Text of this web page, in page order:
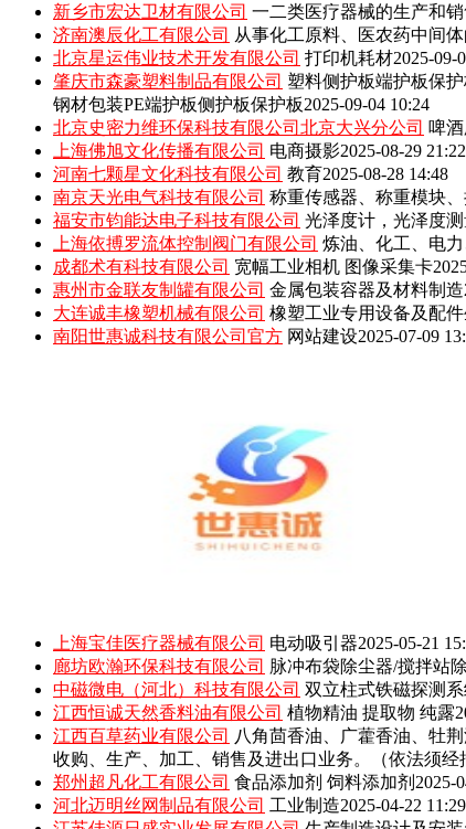
新乡市宏达卫材有限公司 一二类医疗器械的生产和销
济南澳辰化工有限公司 从事化工原料、医农药中间
北京星运伟业技术开发有限公司 打印机耗材2025-09-
肇庆市森豪塑料制品有限公司 塑料侧护板端护板保
钢材包装PE端护板侧护板保护板2025-09-04 10:24
北京史密力维环保科技有限公司北京大兴分公司 啤
上海佛旭文化传播有限公司 电商摄影2025-08-29 21:22
河南七颗星文化科技有限公司 教育2025-08-28 14:48
南京天光电气科技有限公司 称重传感器、称重模块
福安市钧能达电子科技有限公司 光泽度计，光泽度
上海依搏罗流体控制阀门有限公司 炼油、化工、电
成都术有科技有限公司 宽幅工业相机 图像采集卡
惠州市金联友制罐有限公司 金属包装容器及材料制造
大连诚丰橡塑机械有限公司 橡塑工业专用设备及配
南阳世惠诚科技有限公司官方 网站建设2025-07-09
上海宝佳医疗器械有限公司 电动吸引器2025-05-21
廊坊欧瀚环保科技有限公司 脉冲布袋除尘器/搅拌站
中磁微电（河北）科技有限公司 双立柱式铁磁探测
江西恒诚天然香料油有限公司 植物精油 提取物 纯露
江西百草药业有限公司
八角茴香油、广藿香油、牡
收购、生产、加工、销售及进出口业务。（依法须
郑州超凡化工有限公司 食品添加剂 饲料添加剂 2025-
河北迈明丝网制品有限公司 工业制造2025-04-22 11:29